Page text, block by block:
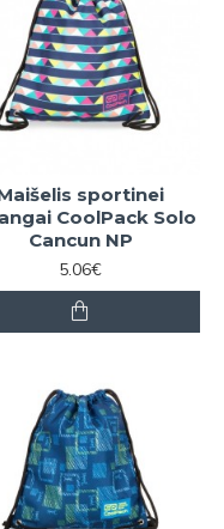
sportinei
CoolPack Solo
Cancun NP
5.06€